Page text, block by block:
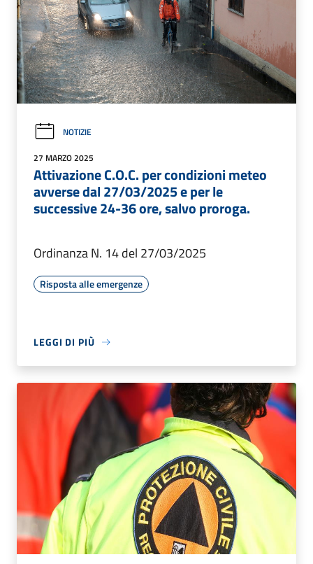
NOTIZIE
27 MARZO 2025
Attivazione C.O.C. per condizioni meteo
avverse dal 27/03/2025 e per le
successive 24-36 ore, salvo proroga.
Ordinanza N. 14 del 27/03/2025
Risposta alle emergenze
LEGGI DI PIÙ